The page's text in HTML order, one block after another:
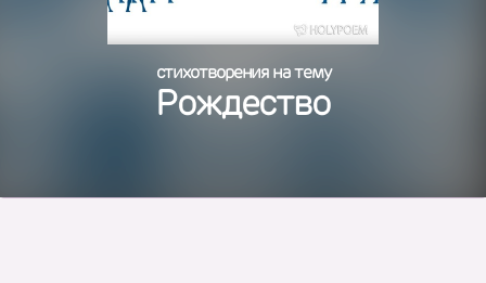
стихотворения на тему
Рождество